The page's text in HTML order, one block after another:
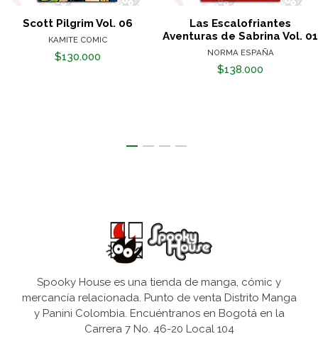
Scott Pilgrim Vol. 06
KAMITE COMIC
$130.000
Las Escalofriantes
Aventuras de Sabrina Vol. 01
NORMA ESPAÑA
$138.000
Spooky House es una tienda de manga, cómic y
mercancía relacionada. Punto de venta Distrito Manga
y Panini Colombia. Encuéntranos en Bogotá en la
Carrera 7 No. 46-20 Local 104